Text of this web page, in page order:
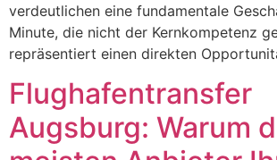
verdeutlichen eine fundamentale
Minute, die nicht der Kernkompetenz
repräsentiert einen direkten
Flughafentransfer
Augsburg: Warum